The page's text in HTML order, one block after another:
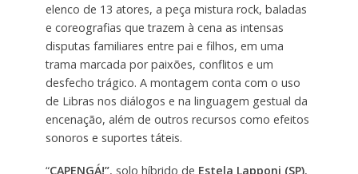
elenco de 13 atores, a peça mistura rock, baladas
e coreografias que trazem à cena as intensas
disputas familiares entre pai e filhos, em uma
trama marcada por paixões, conflitos e um
desfecho trágico. A montagem conta com o uso
de Libras nos diálogos e na linguagem gestual da
encenação, além de outros recursos como efeitos
sonoros e suportes táteis.
“CAPENGÁ!”, solo híbrido de Estela Lapponi (SP),